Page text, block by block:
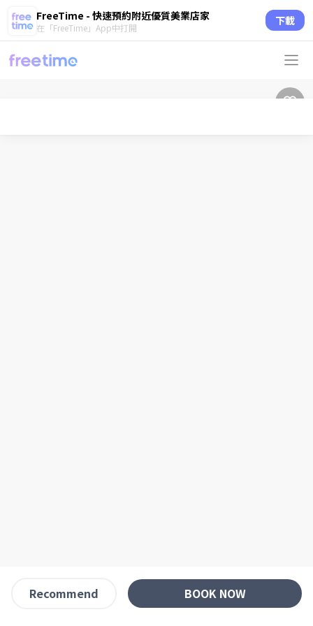
FreeTime - 快速預約附近優質美業店家
在「FreeTime」App中打開 下載
Recommend BOOK NOW